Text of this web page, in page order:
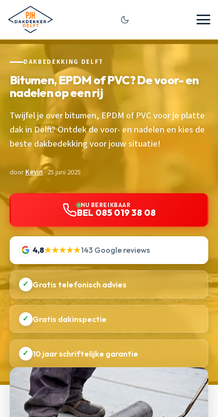
DAKBEDEKKING DELFT
Bitumen, EPDM of PVC? De voor- en
nadelen op een rij
Twijfel je over bitumen, EPDM of PVC voor je platte
dak in Delft? Ontdek de voor- en nadelen en kies de
beste dakbedekking voor jouw situatie!
doorKevin· 25 juni 2025
NU BEREIKBAAR
BEL 085 019 38 08
4,8★★★★★143 Google reviews
✓ Gratis telefonisch advies
✓ Gratis dakinspectie
✓ 10 jaar schriftelijke garantie